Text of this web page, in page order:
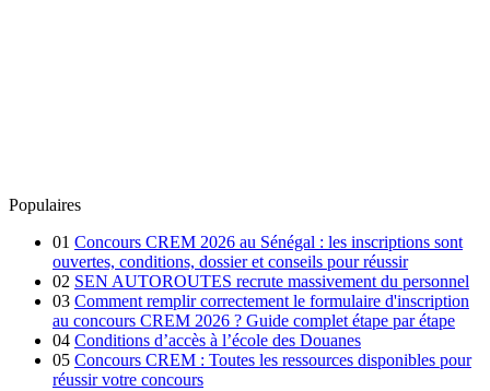
Populaires
01 Concours CREM 2026 au Sénégal : les inscriptions sont
ouvertes, conditions, dossier et conseils pour réussir
02 SEN AUTOROUTES recrute massivement du personnel
03 Comment remplir correctement le formulaire d'inscription
au concours CREM 2026 ? Guide complet étape par étape
04 Conditions d’accès à l’école des Douanes
05 Concours CREM : Toutes les ressources disponibles pour
réussir votre concours